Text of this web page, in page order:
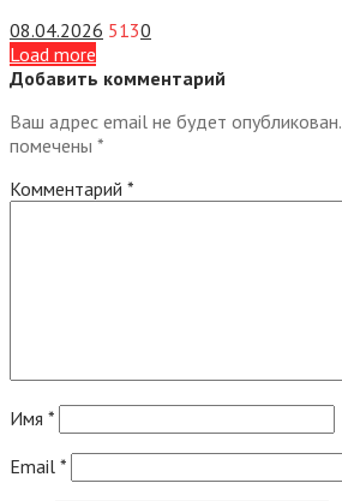
08.04.2026 5130
Load more
Добавить комментарий
Ваш адрес email не будет опубликован.
помечены *
Комментарий *
Имя *
Email *